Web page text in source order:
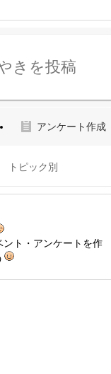
きを投稿
アンケート作成
トピック別
ト・アンケートを作